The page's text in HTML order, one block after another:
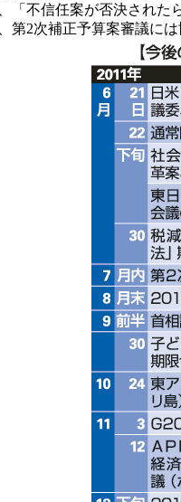
不信任案が否決された
第2次補正予算案審議に